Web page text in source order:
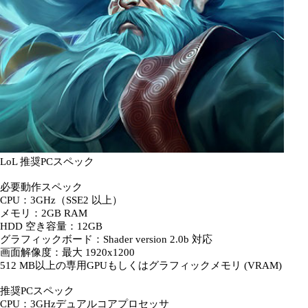
LoL 推奨PCスペック
必要動作スペック
CPU：3GHz（SSE2 以上）
メモリ：2GB RAM
HDD 空き容量：12GB
グラフィックボード：Shader version 2.0b 対応
画面解像度：最大 1920x1200
512 MB以上の専用GPUもしくはグラフィックメモリ (VRAM)
推奨PCスペック
CPU：3GHzデュアルコアプロセッサ